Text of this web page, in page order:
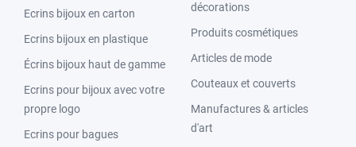
Ecrins bijoux en carton
Ecrins bijoux en plastique
Écrins bijoux haut de gamme
Ecrins pour bijoux avec votre
propre logo
Ecrins pour bagues
décorations
Produits cosmétiques
Articles de mode
Couteaux et couverts
Manufactures & articles
d'art